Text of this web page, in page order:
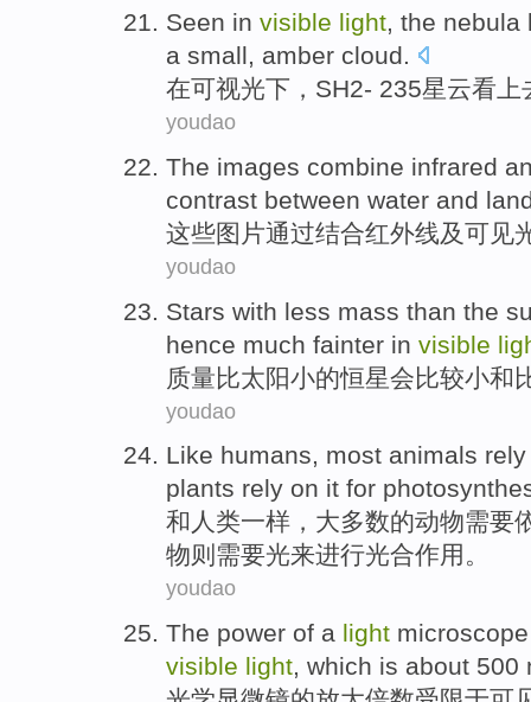
Seen in visible light, the nebula
a small, amber cloud.
在可视光下 ， SH2- 235星云看上
youdao
The images combine infrared
contrast between water and
这些图片通过结合红外线及可见
youdao
Stars with less mass than the
hence much fainter in visible
质量比太阳小的恒星会比较小和
youdao
Like humans, most animals rely
plants rely on it for
和 人类一样 ， 大多数的动物需要
物则需要光来进行光合作用 。
youdao
The power of a light microscope
visible light, which is about 500